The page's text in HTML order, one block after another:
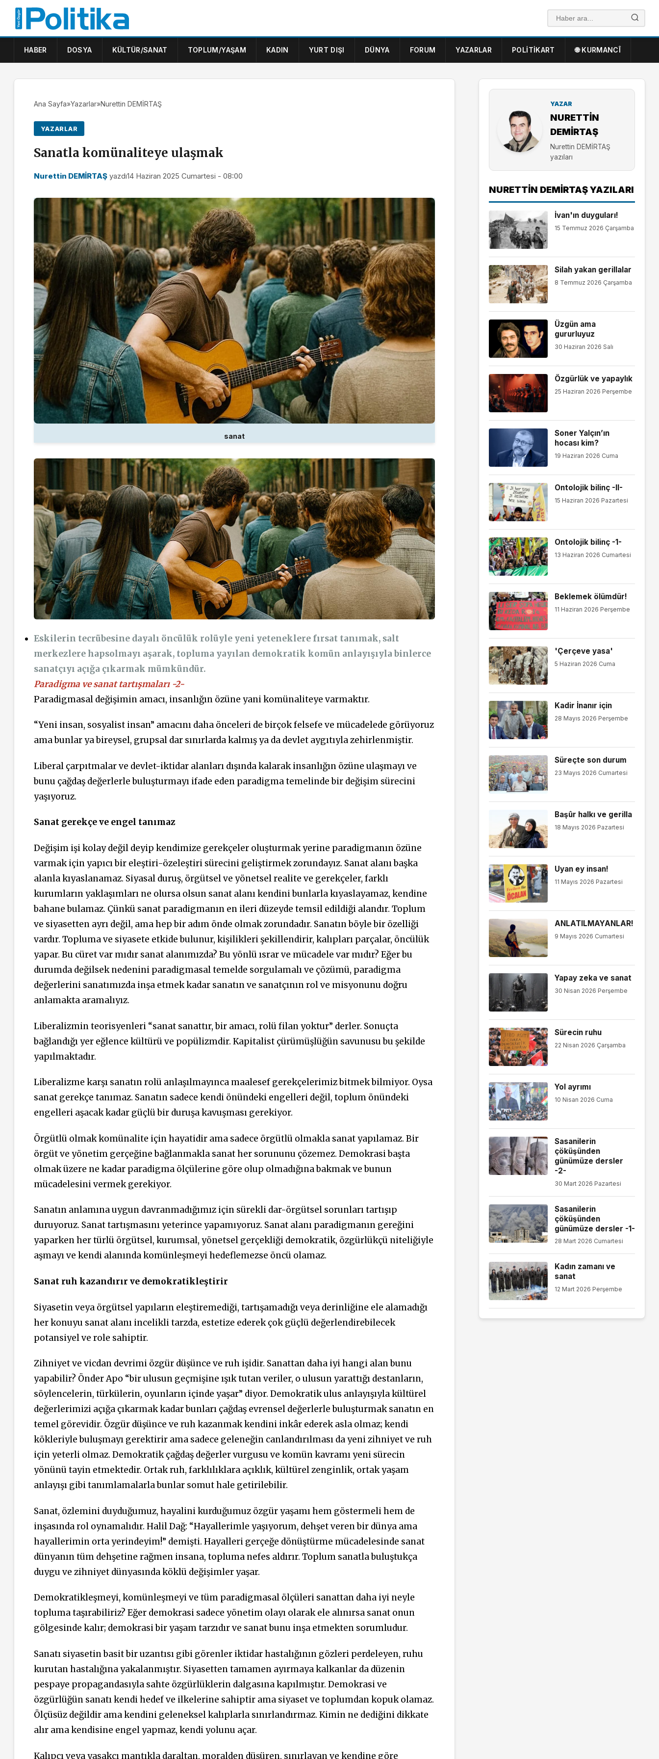
HABER DOSYA KÜLTÜR/SANAT TOPLUM/YAŞAM KADIN YURT DIŞI DÜNYA FORUM YAZARLAR POLITIKART 🌐 KURMANCÎ
Ana Sayfa»Yazarlar»Nurettin DEMİRTAŞ
YAZARLAR
Sanatla komünaliteye ulaşmak
Nurettin DEMİRTAŞ yazdı14 Haziran 2025 Cumartesi - 08:00
sanat
Eskilerin tecrübesine dayalı öncülük rolüyle yeni yeteneklere fırsat tanımak, salt
merkezlere hapsolmayı aşarak, topluma yayılan demokratik komün anlayışıyla binlerce
sanatçıyı açığa çıkarmak mümkündür.
Paradigma ve sanat tartışmaları -2-
Paradigmasal değişimin amacı, insanlığın özüne yani komünaliteye varmaktır.
“Yeni insan, sosyalist insan” amacını daha önceleri de birçok felsefe ve mücadelede görüyoruz
ama bunlar ya bireysel, grupsal dar sınırlarda kalmış ya da devlet aygıtıyla zehirlenmiştir.
Liberal çarpıtmalar ve devlet-iktidar alanları dışında kalarak insanlığın özüne ulaşmayı ve
bunu çağdaş değerlerle buluşturmayı ifade eden paradigma temelinde bir değişim sürecini
yaşıyoruz.
Sanat gerekçe ve engel tanımaz
Değişim işi kolay değil deyip kendimize gerekçeler oluşturmak yerine paradigmanın özüne
varmak için yapıcı bir eleştiri-özeleştiri sürecini geliştirmek zorundayız. Sanat alanı başka
alanla kıyaslanamaz. Siyasal duruş, örgütsel ve yönetsel realite ve gerekçeler, farklı
kurumların yaklaşımları ne olursa olsun sanat alanı kendini bunlarla kıyaslayamaz, kendine
bahane bulamaz. Çünkü sanat paradigmanın en ileri düzeyde temsil edildiği alandır. Toplum
ve siyasetten ayrı değil, ama hep bir adım önde olmak zorundadır. Sanatın böyle bir özelliği
vardır. Topluma ve siyasete etkide bulunur, kişilikleri şekillendirir, kalıpları parçalar, öncülük
yapar. Bu cüret var mıdır sanat alanımızda? Bu yönlü ısrar ve mücadele var mıdır? Eğer bu
durumda değilsek nedenini paradigmasal temelde sorgulamalı ve çözümü, paradigma
değerlerini sanatımızda inşa etmek kadar sanatın ve sanatçının rol ve misyonunu doğru
anlamakta aramalıyız.
Liberalizmin teorisyenleri “sanat sanattır, bir amacı, rolü filan yoktur” derler. Sonuçta
bağlandığı yer eğlence kültürü ve popülizmdir. Kapitalist çürümüşlüğün savunusu bu şekilde
yapılmaktadır.
Liberalizme karşı sanatın rolü anlaşılmayınca maalesef gerekçelerimiz bitmek bilmiyor. Oysa
sanat gerekçe tanımaz. Sanatın sadece kendi önündeki engelleri değil, toplum önündeki
engelleri aşacak kadar güçlü bir duruşa kavuşması gerekiyor.
Örgütlü olmak komünalite için hayatidir ama sadece örgütlü olmakla sanat yapılamaz. Bir
örgüt ve yönetim gerçeğine bağlanmakla sanat her sorununu çözemez. Demokrasi başta
olmak üzere ne kadar paradigma ölçülerine göre olup olmadığına bakmak ve bunun
mücadelesini vermek gerekiyor.
Sanatın anlamına uygun davranmadığımız için sürekli dar-örgütsel sorunları tartışıp
duruyoruz. Sanat tartışmasını yeterince yapamıyoruz. Sanat alanı paradigmanın gereğini
yaparken her türlü örgütsel, kurumsal, yönetsel gerçekliği demokratik, özgürlükçü niteliğiyle
aşmayı ve kendi alanında komünleşmeyi hedeflemezse öncü olamaz.
Sanat ruh kazandırır ve demokratikleştirir
Siyasetin veya örgütsel yapıların eleştiremediği, tartışamadığı veya derinliğine ele alamadığı
her konuyu sanat alanı incelikli tarzda, estetize ederek çok güçlü değerlendirebilecek
potansiyel ve role sahiptir.
Zihniyet ve vicdan devrimi özgür düşünce ve ruh işidir. Sanattan daha iyi hangi alan bunu
yapabilir? Önder Apo “bir ulusun geçmişine ışık tutan veriler, o ulusun yarattığı destanların,
söylencelerin, türkülerin, oyunların içinde yaşar” diyor. Demokratik ulus anlayışıyla kültürel
değerlerimizi açığa çıkarmak kadar bunları çağdaş evrensel değerlerle buluşturmak sanatın en
temel görevidir. Özgür düşünce ve ruh kazanmak kendini inkâr ederek asla olmaz; kendi
kökleriyle buluşmayı gerektirir ama sadece geleneğin canlandırılması da yeni zihniyet ve ruh
için yeterli olmaz. Demokratik çağdaş değerler vurgusu ve komün kavramı yeni sürecin
yönünü tayin etmektedir. Ortak ruh, farklılıklara açıklık, kültürel zenginlik, ortak yaşam
anlayışı gibi tanımlamalarla bunlar somut hale getirilebilir.
Sanat, özlemini duyduğumuz, hayalini kurduğumuz özgür yaşamı hem göstermeli hem de
inşasında rol oynamalıdır. Halil Dağ: “Hayallerimle yaşıyorum, dehşet veren bir dünya ama
hayallerimin orta yerindeyim!” demişti. Hayalleri gerçeğe dönüştürme mücadelesinde sanat
dünyanın tüm dehşetine rağmen insana, topluma nefes aldırır. Toplum sanatla buluştukça
duygu ve zihniyet dünyasında köklü değişimler yaşar.
Demokratikleşmeyi, komünleşmeyi ve tüm paradigmasal ölçüleri sanattan daha iyi neyle
topluma taşırabiliriz? Eğer demokrasi sadece yönetim olayı olarak ele alınırsa sanat onun
gölgesinde kalır; demokrasi bir yaşam tarzıdır ve sanat bunu inşa etmekten sorumludur.
Sanatı siyasetin basit bir uzantısı gibi görenler iktidar hastalığının gözleri perdeleyen, ruhu
kurutan hastalığına yakalanmıştır. Siyasetten tamamen ayırmaya kalkanlar da düzenin
pespaye propagandasıyla sahte özgürlüklerin dalgasına kapılmıştır. Demokrasi ve
özgürlüğün sanatı kendi hedef ve ilkelerine sahiptir ama siyaset ve toplumdan kopuk olamaz.
Ölçüsüz değildir ama kendini geleneksel kalıplarla sınırlandırmaz. Kimin ne dediğini dikkate
alır ama kendisine engel yapmaz, kendi yolunu açar.
Kalıpçı veya yasakçı mantıkla daraltan, moralden düşüren, sınırlayan ve kendine göre
YAZAR
NURETTIN
DEMİRTAŞ
Nurettin DEMİRTAŞ
yazıları
NURETTIN DEMİRTAŞ YAZILARI
İvan'ın duyguları!
15 Temmuz 2026 Çarşamba
Silah yakan gerillalar
8 Temmuz 2026 Çarşamba
Üzgün ama
gururluyuz
30 Haziran 2026 Salı
Özgürlük ve yapaylık
25 Haziran 2026 Perşembe
Soner Yalçın’ın
hocası kim?
19 Haziran 2026 Cuma
Ontolojik bilinç -II-
15 Haziran 2026 Pazartesi
Ontolojik bilinç -1-
13 Haziran 2026 Cumartesi
Beklemek ölümdür!
11 Haziran 2026 Perşembe
'Çerçeve yasa'
5 Haziran 2026 Cuma
Kadir İnanır için
28 Mayıs 2026 Perşembe
Süreçte son durum
23 Mayıs 2026 Cumartesi
Başûr halkı ve gerilla
18 Mayıs 2026 Pazartesi
Uyan ey insan!
11 Mayıs 2026 Pazartesi
ANLATILMAYANLAR!
9 Mayıs 2026 Cumartesi
Yapay zeka ve sanat
30 Nisan 2026 Perşembe
Sürecin ruhu
22 Nisan 2026 Çarşamba
Yol ayrımı
10 Nisan 2026 Cuma
Sasanilerin
çöküşünden
günümüze dersler
-2-
30 Mart 2026 Pazartesi
Sasanilerin
çöküşünden
günümüze dersler -1-
28 Mart 2026 Cumartesi
Kadın zamanı ve
sanat
12 Mart 2026 Perşembe